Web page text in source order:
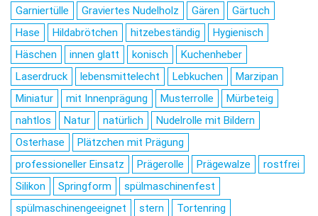
Garniertülle
Graviertes Nudelholz Gären
Gärtuch
Hase
Hildabrötchen hitzebeständig
Hygienisch
Häschen
innen glatt konisch
Kuchenheber
Laserdruck
lebensmittelecht Lebkuchen
Marzipan
Miniatur
mit Innenprägung Musterrolle
Mürbeteig
nahtlos
Natur natürlich
Nudelrolle mit Bildern
Osterhase
Plätzchen mit Prägung
professioneller Einsatz
Prägerolle Prägewalze
rostfrei
Silikon
Springform
spülmaschinenfest
spülmaschinengeeignet
stern Tortenring